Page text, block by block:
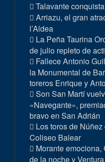
Talavante
Arriazu, el gran
l’Aldea
La Peña Taurina
de julio repleto de
Fallece Antonio
la Monumental de
toreros Enrique y
Son San Martí
«Navegante»,
bravo en San Adrián
Los toros de
Coliseo Balear
Morante
de la noche y